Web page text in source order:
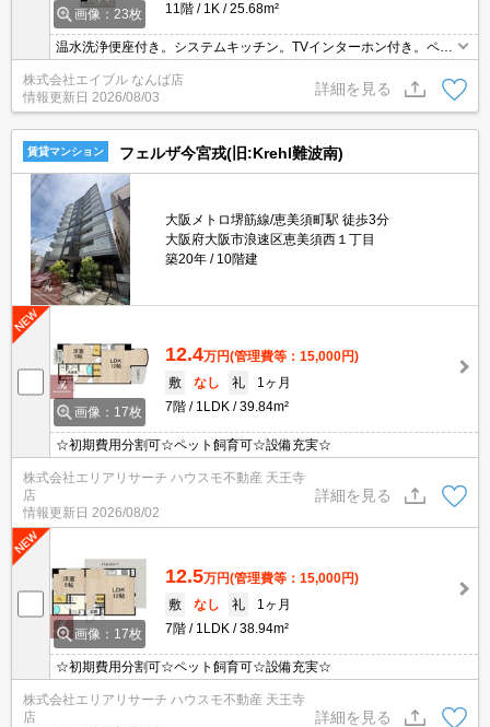
画像：23枚
11階
1K 25.68m²
温水洗浄便座付き。システムキッチン。TVインターホン付き。ペッ
株式会社エイブル なんば店
情報更新日 2026/08/03
詳細を見る
賃貸マンション フェルザ今宮戎(旧:Krehl難波南)
大阪メトロ堺筋線/恵美須町駅 徒歩3分
大阪府大阪市浪速区恵美須西１丁目
築20年
10階建
画像：17枚
12.4万円(管理費等：15,000円)
敷
なし 礼
1ヶ月
7階
1LDK 39.84m²
☆初期費用分割可☆ペット飼育可☆設備充実☆
株式会社エリアリサーチ ハウスモ不動産 天王寺
店
情報更新日 2026/08/02
詳細を見る
画像：17枚
12.5万円(管理費等：15,000円)
敷
なし 礼
1ヶ月
7階
1LDK 38.94m²
☆初期費用分割可☆ペット飼育可☆設備充実☆
株式会社エリアリサーチ ハウスモ不動産 天王寺
店
詳細を見る